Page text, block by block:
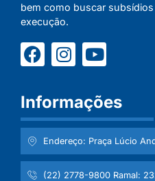
bem como buscar
execução.
Informações
Endereço: Praça Lúcio
(22) 2778-9800 Ramal: